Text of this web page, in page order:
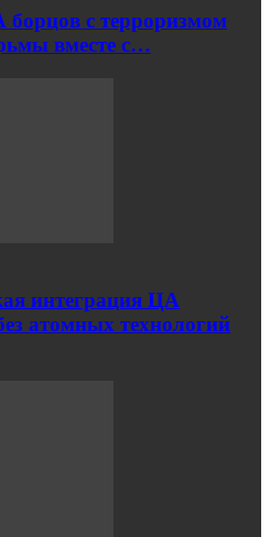
с терроризмом
вместе с…
интеграция ЦА
атомных технологий